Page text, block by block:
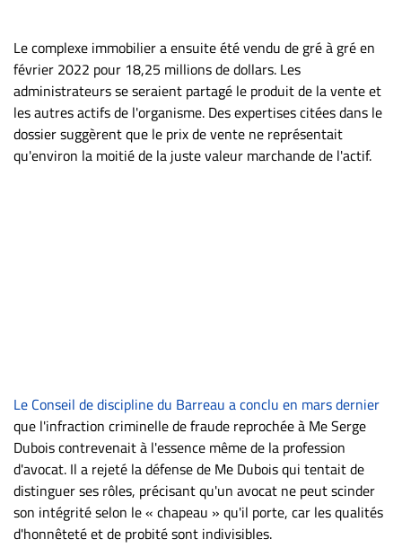
Le complexe immobilier a ensuite été vendu de gré à gré en
février 2022 pour 18,25 millions de dollars. Les
administrateurs se seraient partagé le produit de la vente et
les autres actifs de l'organisme. Des expertises citées dans le
dossier suggèrent que le prix de vente ne représentait
qu'environ la moitié de la juste valeur marchande de l'actif.
Le Conseil de discipline du Barreau a conclu en mars dernier
que l'infraction criminelle de fraude reprochée à Me Serge
Dubois contrevenait à l'essence même de la profession
d'avocat. Il a rejeté la défense de Me Dubois qui tentait de
distinguer ses rôles, précisant qu'un avocat ne peut scinder
son intégrité selon le « chapeau » qu'il porte, car les qualités
d'honnêteté et de probité sont indivisibles.